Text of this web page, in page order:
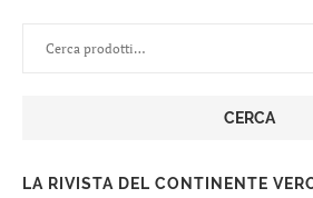
CERCA
LA RIVISTA DEL CONTINENTE